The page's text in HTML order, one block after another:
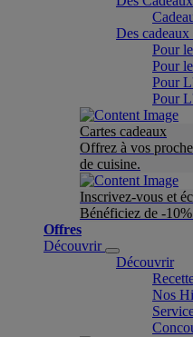
Des
Pour
Pour
Pour
Pour
Cartes cadeaux
Offrez à vos
de cuisine.
Inscrivez-vous et
Bénéficiez de -
Offres
Découvrir
Découvrir
Nos